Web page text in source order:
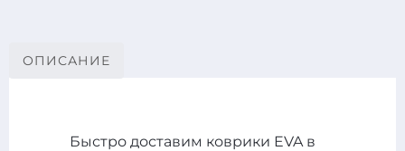
закреплены с одного края. Перемычка между
разные положения уровня полки багажника и пр.).
ОПИСАНИЕ
Быстро доставим коврики EVA в